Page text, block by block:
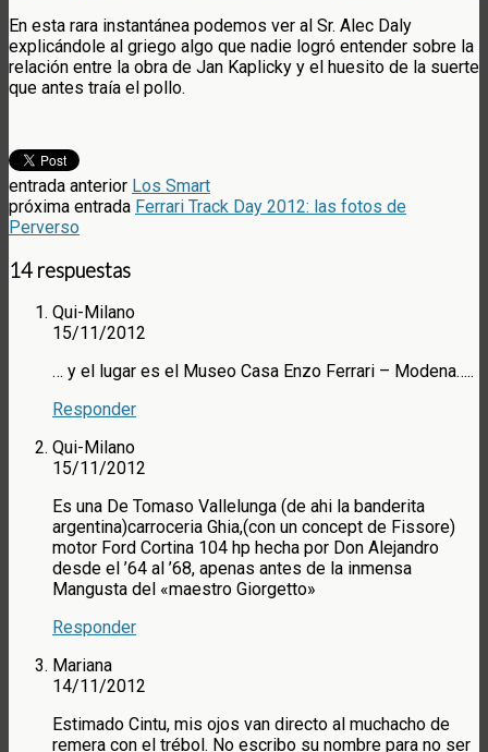
En esta rara instantánea podemos ver al Sr. Alec Daly
explicándole al griego algo que nadie logró entender sobre la
relación entre la obra de Jan Kaplicky y el huesito de la suerte
que antes traía el pollo.
entrada anterior Los Smart
próxima entrada Ferrari Track Day 2012: las fotos de
Perverso
14 respuestas
Qui-Milano
15/11/2012
… y el lugar es el Museo Casa Enzo Ferrari – Modena…..
Responder
Qui-Milano
15/11/2012
Es una De Tomaso Vallelunga (de ahi la banderita
argentina)carroceria Ghia,(con un concept de Fissore)
motor Ford Cortina 104 hp hecha por Don Alejandro
desde el ’64 al ’68, apenas antes de la inmensa
Mangusta del «maestro Giorgetto»
Responder
Mariana
14/11/2012
Estimado Cintu, mis ojos van directo al muchacho de
remera con el trébol. No escribo su nombre para no ser